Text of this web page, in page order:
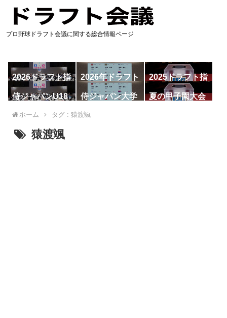
プロ野球ドラフト会議に関する総合情報ページ
2026ドラフト指
名予想
2026年ドラフト
候補
2025ドラフト指
名一覧
侍ジャパンU18
代表
侍ジャパン大学
代表
夏の甲子園大会
ホーム タグ : 猿渡颯
猿渡颯